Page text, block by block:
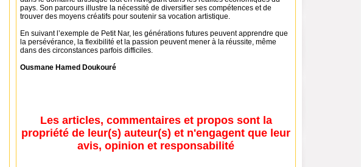
pays. Son parcours illustre la nécessité de diversifier ses compétences et de
trouver des moyens créatifs pour soutenir sa vocation artistique.
En suivant l’exemple de Petit Nar, les générations futures peuvent apprendre que
la persévérance, la flexibilité et la passion peuvent mener à la réussite, même
dans des circonstances parfois difficiles.
Ousmane Hamed Doukouré
Les articles, commentaires et propos sont la
propriété de leur(s) auteur(s) et n'engagent que leur
avis, opinion et responsabilité